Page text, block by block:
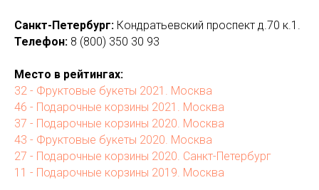
Санкт-Петербург: Кондратьевский проспект д.70 к.1.
Телефон: 8 (800) 350 30 93
Место в рейтингах:
32 - Фруктовые букеты 2021. Москва
46 - Подарочные корзины 2021. Москва
37 - Подарочные корзины 2020. Москва
43 - Фруктовые букеты 2020. Москва
27 - Подарочные корзины 2020. Санкт-Петербург
11 - Подарочные корзины 2019. Москва